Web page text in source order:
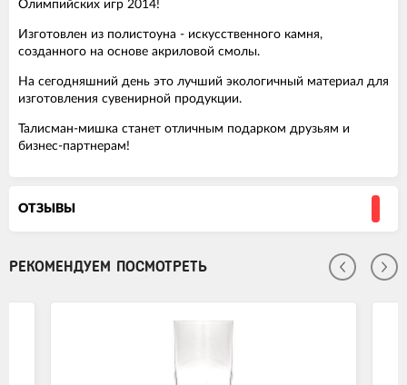
Олимпийских игр 2014!
Изготовлен из полистоуна - искусственного камня,
созданного на основе акриловой смолы.
На сегодняшний день это лучший экологичный материал для
изготовления сувенирной продукции.
Талисман-мишка станет отличным подарком друзьям и
бизнес-партнерам!
ОТЗЫВЫ
РЕКОМЕНДУЕМ ПОСМОТРЕТЬ